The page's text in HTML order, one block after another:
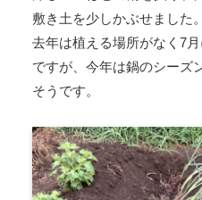
敷き土を少しかぶせました。
去年は植える場所がなく7
ですが、今年は鍋のシーズ
そうです。